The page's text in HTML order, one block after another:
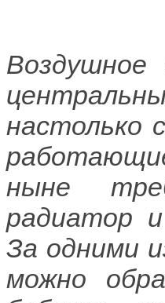
Воздушное
настолько
ныне
радиатор
За одними
можно